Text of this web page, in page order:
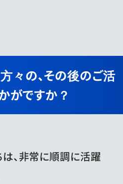
々の、その後のご活
がですか？
、非常に順調に活躍